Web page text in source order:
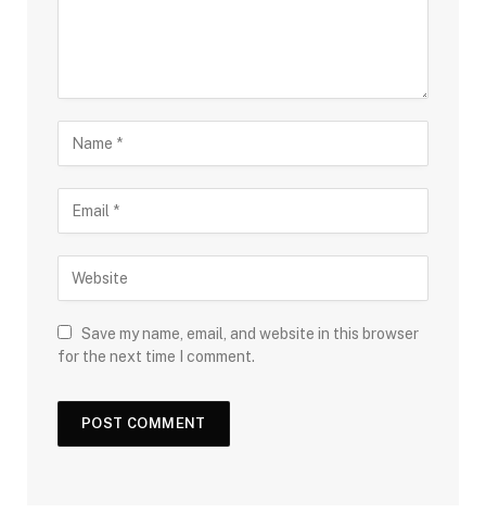
Save my name, email, and website in this browser
for the next time I comment.